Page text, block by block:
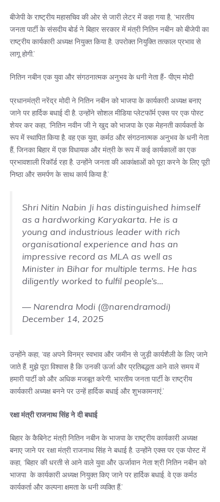
बीजेपी के राष्ट्रीय महासचिव की ओर से जारी लेटर में कहा गया है, ‘भारतीय
जनता पार्टी के संसदीय बोर्ड ने बिहार सरकार में मंत्री नितिन नबीन को बीजेपी का
राष्ट्रीय कार्यकारी अध्यक्ष नियुक्त किया है. उपरोक्त नियुक्ति तत्काल प्रभाव से
लागू होगी.’
नितिन नबीन एक युवा और संगठनात्मक अनुभव के धनी नेता हैं- पीएम मोदी
प्रधानमंत्री नरेंद्र मोदी ने नितिन नबीन को भाजपा के कार्यकारी अध्यक्ष बनाए
जाने पर हार्दिक बधाई दी है. उन्होंने सोशल मीडिया प्लेटफॉर्म एक्स पर एक पोस्ट
शेयर कर कहा, ‘नितिन नवीन जी ने खुद को भाजपा के एक मेहनती कार्यकर्ता के
रूप में स्थापित किया है. वह एक युवा, कर्मठ और संगठनात्मक अनुभव के धनी नेता
हैं, जिनका बिहार में एक विधायक और मंत्री के रूप में कई कार्यकालों का एक
प्रभावशाली रिकॉर्ड रहा है. उन्होंने जनता की आकांक्षाओं को पूरा करने के लिए पूरी
निष्ठा और समर्पण के साथ कार्य किया है.’
Shri Nitin Nabin Ji has distinguished himself
as a hardworking Karyakarta. He is a
young and industrious leader with rich
organisational experience and has an
impressive record as MLA as well as
Minister in Bihar for multiple terms. He has
diligently worked to fulfil people’s…
— Narendra Modi (@narendramodi)
December 14, 2025
उन्होंने कहा, ‘वह अपने विनम्र स्वभाव और जमीन से जुड़ी कार्यशैली के लिए जाने
जाते हैं. मुझे पूरा विश्वास है कि उनकी ऊर्जा और प्रतिबद्धता आने वाले समय में
हमारी पार्टी को और अधिक मजबूत करेगी. भारतीय जनता पार्टी के राष्ट्रीय
कार्यकारी अध्यक्ष बनने पर उन्हें हार्दिक बधाई और शुभकामनाएं.’
रक्षा मंत्री राजनाथ सिंह ने दी बधाई
बिहार के कैबिनेट मंत्री नितिन नबीन के भाजपा के राष्ट्रीय कार्यकारी अध्यक्ष
बनाए जाने पर रक्षा मंत्री राजनाथ सिंह ने बधाई है. उन्होंने एक्स पर एक पोस्ट में
कहा, ‘बिहार की धरती से आने वाले युवा और ऊर्जावान नेता श्री नितिन नबीन को
भाजपा के कार्यकारी अध्यक्ष नियुक्त किए जाने पर हार्दिक बधाई. वे एक कर्मठ
कार्यकर्ता और कल्पना क्षमता के धनी व्यक्ति हैं.’